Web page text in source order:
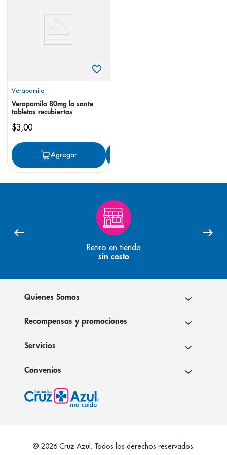
Verapamilo
Verapamilo 80mg la sante
tabletas recubiertas
$3,00
Agregar
Retiro en tienda
sin costo
Quienes Somos
Recompensas y promociones
Servicios
Convenios
© 2026 Cruz Azul. Todos los derechos reservados.
pediasure
panolini